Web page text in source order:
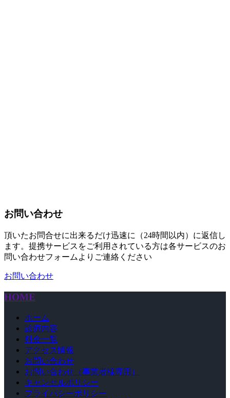
お問い合わせ
頂いたお問合せに出来るだけ迅速に（24時間以内）に返信し
ます。提携サービスをご利用されている方は各サービスのお
問い合わせフォームよりご連絡ください
お問い合わせ
HOME
ホーム
診療内容
料金一覧
アクセス情報
お問い合わせ
お問い合わせ（事業者様専用）
キャンセルポリシー
プライバシーポリシー